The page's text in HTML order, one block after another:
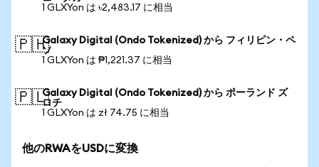
1 GLXYon は ৳2,483.17 に相当
🇵🇭Galaxy Digital (Ondo Tokenized) から フィリピン・ペ
ソ
1 GLXYon は ₱1,221.37 に相当
🇵🇱Galaxy Digital (Ondo Tokenized) から ポーランド ズ
ロチ
1 GLXYon は zł 74.75 に相当
他のRWAをUSDに変換